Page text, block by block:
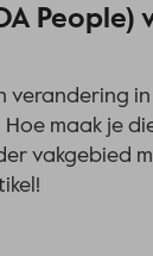
People)
verandering
maak je
vakgebied